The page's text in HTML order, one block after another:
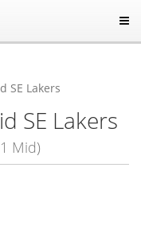
SE Lakers
SE Lakers
Mid)